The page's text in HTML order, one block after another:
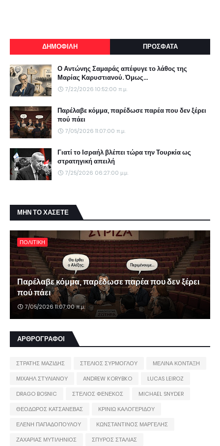
ΔΗΜΟΦΙΛΗ ΠΡΟΣΦΑΤΑ
Ο Αντώνης Σαμαράς απέφυγε το λάθος της
Μαρίας Καρυστιανού. Όμως...
7/22/2026 10:52:00 π.μ.
Παρέλαβε κόμμα, παρέδωσε παρέα που δεν ξέρει
πού πάει
7/05/2026 11:07:00 π.μ.
Γιατί το Ισραήλ βλέπει τώρα την Τουρκία ως
στρατηγική απειλή
7/25/2026 06:27:00 μ.μ.
ΜΗΝ ΤΟ ΧΑΣΕΤΕ
ΠΟΛΙΤΙΚΗ
Παρέλαβε κόμμα, παρέδωσε παρέα που δεν ξέρει
πού πάει
7/05/2026 11:07:00 π.μ.
ΑΡΘΡΟΓΡΑΦΟΙ
ΣΤΡΑΤΗΣ ΜΑΖΙΔΗΣ ΣΤΕΛΙΟΣ ΣΥΡΜΟΓΛΟΥ
ΜΕΛΙΝΑ ΚΟΝΤΑΞΗ
ΜΙΧΑΗΛ ΣΤΥΛΙΑΝΟΥ
ANDREW KORYBKO
LUCAS LEIROZ
DRAGO BOSNIC
ΣΤΕΛΙΟΣ ΦΕΝΕΚΟΣ
MICHAEL SNYDER
ΘΕΟΔΩΡΟΣ ΚΑΤΣΑΝΕΒΑΣ
ΚΡΙΝΙΩ ΚΑΛΟΓΕΡΙΔΟΥ
ΕΛΕΝΗ ΠΑΠΑΔΟΠΟΥΛΟΥ
ΚΩΝΣΤΑΝΤΙΝΟΣ ΜΑΡΓΕΛΗΣ
ΖΑΧΑΡΙΑΣ ΜΥΤΙΛΗΝΙΟΣ
ΣΠΥΡΟΣ ΣΤΑΛΙΑΣ